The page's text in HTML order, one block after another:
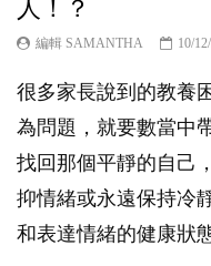
人！？
編輯 SAMANTHA 10/
很多家長說到的教養
為問題，就要數當中
找回那個平靜的自己
抑情緒或永遠保持冷
和表達情緒的健康狀